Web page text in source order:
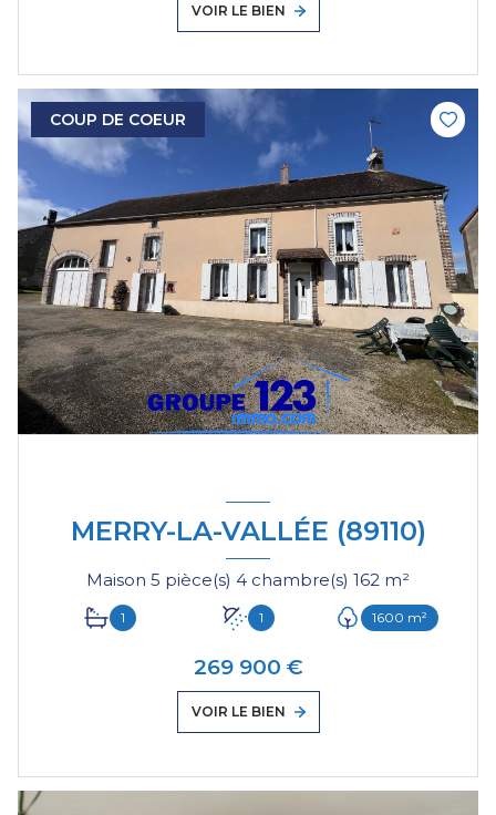
VOIR LE BIEN
COUP DE COEUR
MERRY-LA-VALLÉE (89110)
Maison 5 pièce(s) 4 chambre(s) 162 m²
1 1 1600 m²
269 900 €
VOIR LE BIEN